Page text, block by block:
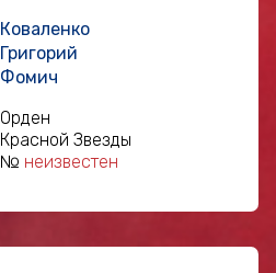
Коваленко
Григорий
Фомич
Орден
Красной Звезды
№ неизвестен